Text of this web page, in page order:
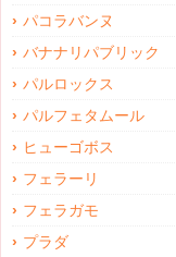
パコラバンヌ
バナナリパブリック
パルロックス
パルフェタムール
ヒューゴボス
フェラーリ
フェラガモ
プラダ